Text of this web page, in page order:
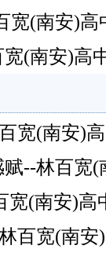
宽(南安)高
(南安)高
宽(南安)
--林百宽
宽(南安)高
百宽(南